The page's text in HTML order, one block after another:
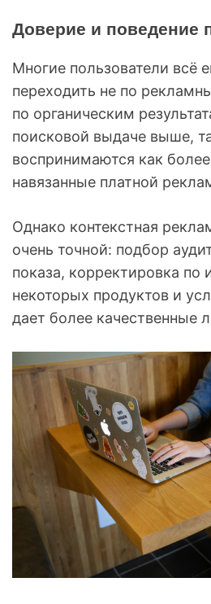
Доверие и поведение
Многие пользователи всё
переходить не по
по органическим
поисковой выдаче выше,
воспринимаются как
навязанные платной
Однако контекстная
очень точной: подбор
показа, корректировка по
некоторых продуктов и
дает более качественные